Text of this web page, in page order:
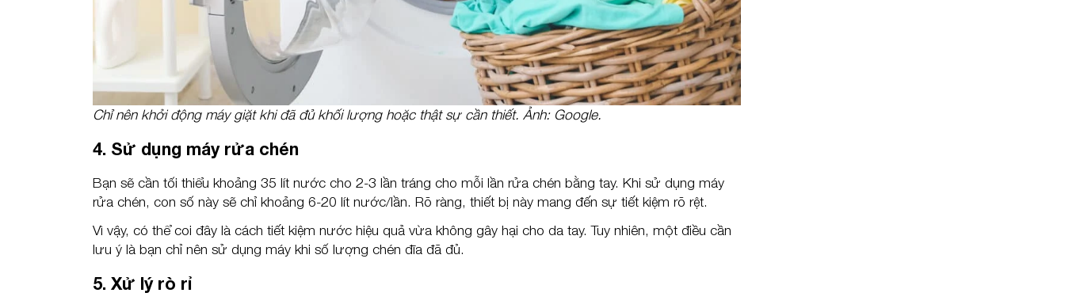
Chỉ nên khởi động máy giặt khi đã đủ khối lượng hoặc thật sự cần thiết. Ảnh: Google.
4. Sử dụng máy rửa chén
Bạn sẽ cần tối thiểu khoảng 35 lít nước cho 2-3 lần tráng cho mỗi lần rửa chén bằng tay. Khi sử dụng máy
rửa chén, con số này sẽ chỉ khoảng 6-20 lít nước/lần. Rõ ràng, thiết bị này mang đến sự tiết kiệm rõ rệt.
Vì vậy, có thể coi đây là cách tiết kiệm nước hiệu quả vừa không gây hại cho da tay. Tuy nhiên, một điều cần
lưu ý là bạn chỉ nên sử dụng máy khi số lượng chén đĩa đã đủ.
5. Xử lý rò rỉ